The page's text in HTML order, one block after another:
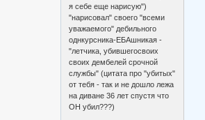
я себе еще нарисую")
"нарисовал" своего "всеми
уважаемого" дебильного
однкурсника-ЕБАшникая -
"летчика, убившегосвоих
своих дембелей срочной
службы" (цитата про "убитых"
от тебя - так и не дошло лежа
на диване 36 лет спустя что
ОН убил???)